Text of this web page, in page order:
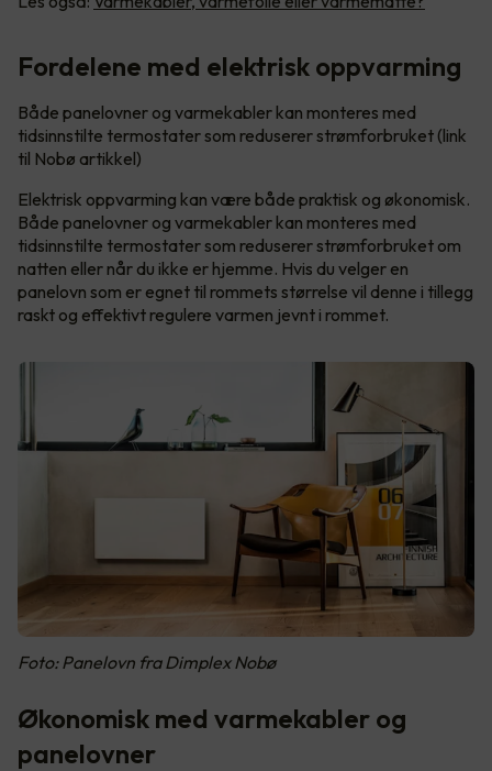
Fordelene med elektrisk oppvarming
Både panelovner og varmekabler kan monteres med
tidsinnstilte termostater som reduserer strømforbruket (link
til Nobø artikkel)
Elektrisk oppvarming kan være både praktisk og økonomisk.
Både panelovner og varmekabler kan monteres med
tidsinnstilte termostater som reduserer strømforbruket om
natten eller når du ikke er hjemme. Hvis du velger en
panelovn som er egnet til rommets størrelse vil denne i tillegg
raskt og effektivt regulere varmen jevnt i rommet.
Foto: Panelovn fra Dimplex Nobø
Økonomisk med varmekabler og
panelovner